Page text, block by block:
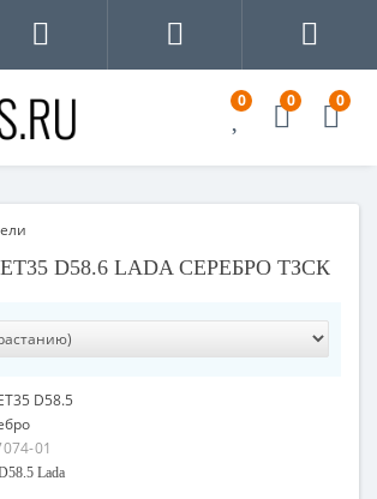
0 0 0
ET35 D58.6 LADA СЕРЕБРО ТЗСК
01
Lada